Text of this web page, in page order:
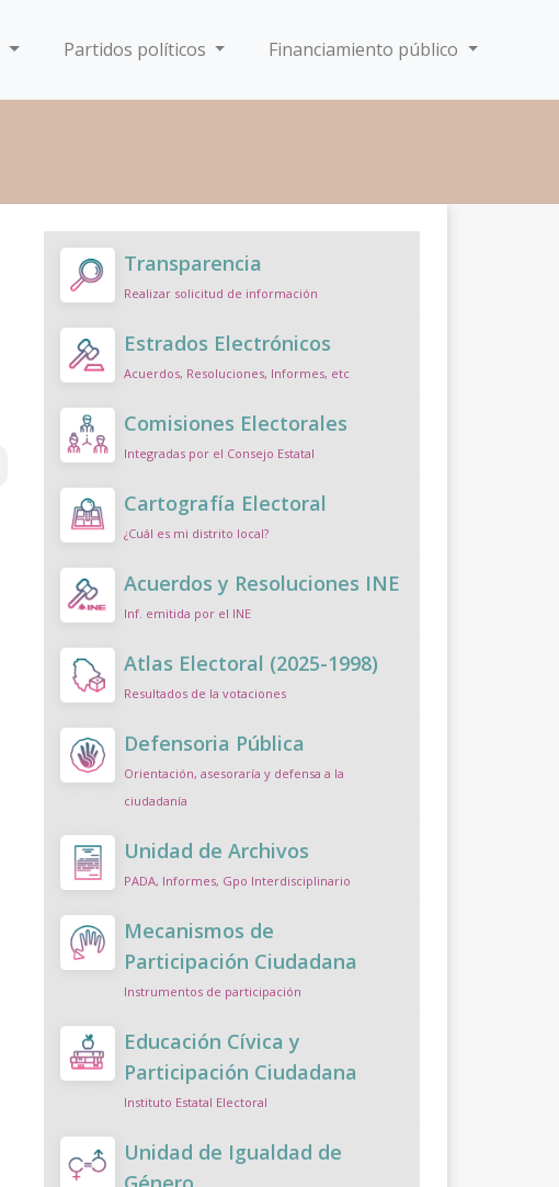
Partidos políticos Financiamiento público
Transparencia
Realizar solicitud de información
Estrados Electrónicos
Acuerdos, Resoluciones, Informes, etc
Comisiones Electorales
Integradas por el Consejo Estatal
Cartografía Electoral
¿Cuál es mi distrito local?
Acuerdos y Resoluciones INE
Inf. emitida por el INE
Atlas Electoral (2025-1998)
Resultados de la votaciones
Defensoria Pública
Orientación, asesoraría y defensa a la
ciudadanía
Unidad de Archivos
PADA, Informes, Gpo Interdisciplinario
Mecanismos de
Participación Ciudadana
Instrumentos de participación
Educación Cívica y
Participación Ciudadana
Instituto Estatal Electoral
Unidad de Igualdad de